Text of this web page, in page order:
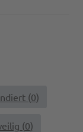
(0)
(0)